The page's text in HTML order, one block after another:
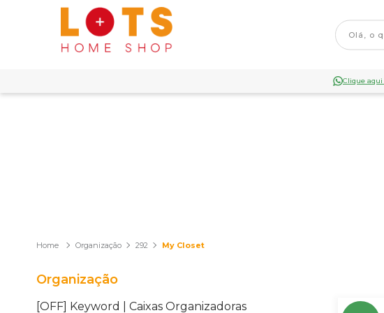
Clique aqui
Organização 292 My Closet
Organização
[OFF] Keyword | Caixas Organizadoras